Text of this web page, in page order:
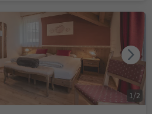
1/2